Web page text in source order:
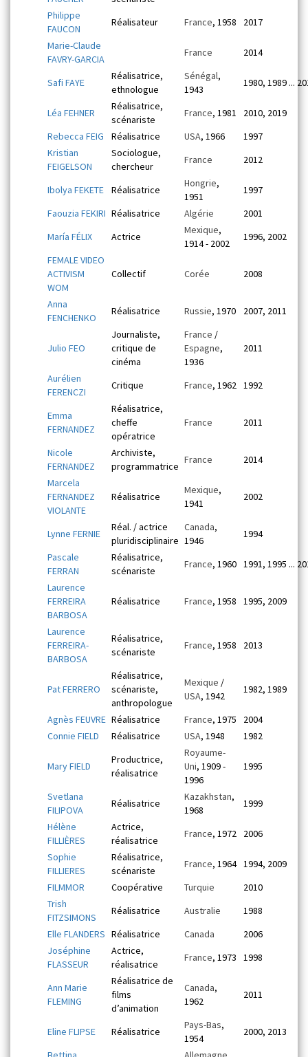
Philippe
FAUCON
Réalisateur France, 1958
2017
Marie-Claude
FAVRY-GARCIA
France 2014
Safi FAYE
Réalisatrice,
ethnologue
Sénégal,
1943
1980, 1989 ...
Léa FEHNER
Réalisatrice,
scénariste
France, 1981
2010, 2019
Rebecca FEIG
Réalisatrice USA, 1966
1997
Kristian
FEIGELSON
Sociologue,
chercheur
France 2012
Ibolya FEKETE Réalisatrice
Hongrie,
1951
1997
Faouzia FEKIRI Réalisatrice Algérie
2001
María FÉLIX
Actrice
Mexique,
1914 - 2002
1996, 2002
FEMALE VIDEO
ACTIVISM
WOM
Collectif Corée 2008
Anna
FENCHENKO
Réalisatrice Russie, 1970 2007, 2011
Julio FEO
Journaliste,
critique de
cinéma
France /
Espagne,
1936
2011
Aurélien
FERENCZI
Critique France, 1962 1992
Emma
FERNANDEZ
Réalisatrice,
cheffe
opératrice
France 2011
Nicole
FERNANDEZ
Archiviste,
programmatrice
France
2014
Marcela
FERNANDEZ
VIOLANTE
Réalisatrice
Mexique,
1941
2002
Lynne FERNIE
Réal. / actrice
pluridisciplinaire
Canada,
1946
1994
Pascale
FERRAN
Réalisatrice,
scénariste
France, 1960 1991, 1995 ...
Laurence
FERREIRA
BARBOSA
Réalisatrice France, 1958 1995, 2009
Laurence
FERREIRA-
BARBOSA
Réalisatrice,
scénariste
France, 1958 2013
Pat FERRERO
Réalisatrice,
scénariste,
anthropologue
Mexique /
USA, 1942
1982, 1989
Agnès FEUVRE Réalisatrice France, 1975
2004
Connie FIELD
Réalisatrice USA, 1948 1982
Mary FIELD
Productrice,
réalisatrice
Royaume-
Uni, 1909 -
1996
1995
Svetlana
FILIPOVA
Réalisatrice
Kazakhstan,
1968
1999
Hélène
FILLIÈRES
Actrice,
réalisatrice
France, 1972
2006
Sophie
FILLIERES
Réalisatrice,
scénariste
France, 1964 1994, 2009
FILMMOR
Coopérative Turquie
2010
Trish
FITZSIMONS
Réalisatrice Australie
1988
Elle FLANDERS Réalisatrice Canada
2006
Joséphine
FLASSEUR
Actrice,
réalisatrice
France, 1973 1998
Ann Marie
FLEMING
Réalisatrice de
films
d’animation
Canada,
1962
2011
Eline FLIPSE Réalisatrice
Pays-Bas,
1954
2000, 2013